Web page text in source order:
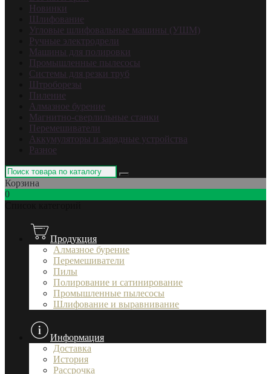
Новинки
Шлифование
Угловые шлифовальные машины (УШМ)
Ручные электродрели
Машины для полировки
Промышленные пылесосы
Системы для резки труб
Штроборезы
Пиление
Алмазное бурение
Магнитно-сверлильные станки
Перемешиватели
Аккумуляторы и зарядные устройства
Разное
Корзина
0
Продукция
Алмазное бурение
Перемешиватели
Пилы
Полирование и сатинирование
Промышленные пылесосы
Шлифование и выравнивание
Информация
Доставка
История
Рассрочка